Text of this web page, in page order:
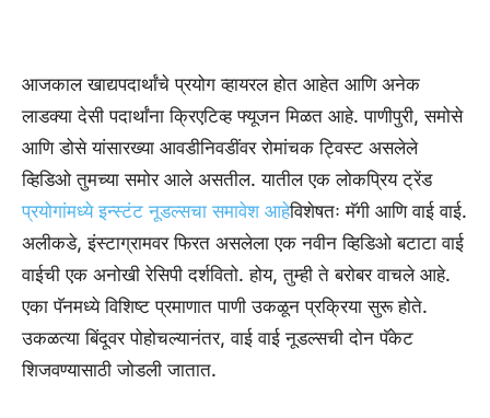
आजकाल खाद्यपदार्थांचे प्रयोग व्हायरल होत आहेत आणि अनेक
लाडक्या देसी पदार्थांना क्रिएटिव्ह फ्यूजन मिळत आहे. पाणीपुरी, समोसे
आणि डोसे यांसारख्या आवडीनिवडींवर रोमांचक ट्विस्ट असलेले
व्हिडिओ तुमच्या समोर आले असतील. यातील एक लोकप्रिय ट्रेंड
प्रयोगांमध्ये इन्स्टंट नूडल्सचा समावेश आहेविशेषतः मॅगी आणि वाई वाई.
अलीकडे, इंस्टाग्रामवर फिरत असलेला एक नवीन व्हिडिओ बटाटा वाई
वाईची एक अनोखी रेसिपी दर्शवितो. होय, तुम्ही ते बरोबर वाचले आहे.
एका पॅनमध्ये विशिष्ट प्रमाणात पाणी उकळून प्रक्रिया सुरू होते.
उकळत्या बिंदूवर पोहोचल्यानंतर, वाई वाई नूडल्सची दोन पॅकेट
शिजवण्यासाठी जोडली जातात.